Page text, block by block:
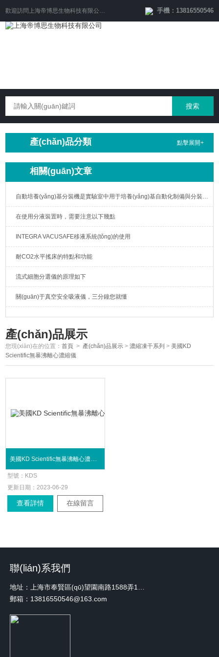
歡迎訪問 上海帝博思生物科技有限公司 手機：13816550546
產(chǎn)品分類 點擊展開+
相關(guān)文章
自動培養(yǎng)基分裝機是實驗室中用于培養(yǎng)基自動化制備與分裝的重要設備
在使用分液裝置時，需要注意以下幾點
INTEGRA VACUSAFE移液系統(tǒng)的使用
耐CO2水平搖床的特點和功能
流式細胞分選儀的原理如下
關(guān)于真空安全吸液儀，三分鐘您就懂
產(chǎn)品展示
您現(xiàn)在的位置：首頁 > 產(chǎn)品展示 >濃縮凍干系列 >美國KD
Scientific無暴沸離心濃縮儀
美國KD Scientific無暴沸離心濃縮儀
型號： KDS
更新日期：2023-06-29
查看詳情 在線留言
聯(lián)系我們
郵箱：13816550546@163.com